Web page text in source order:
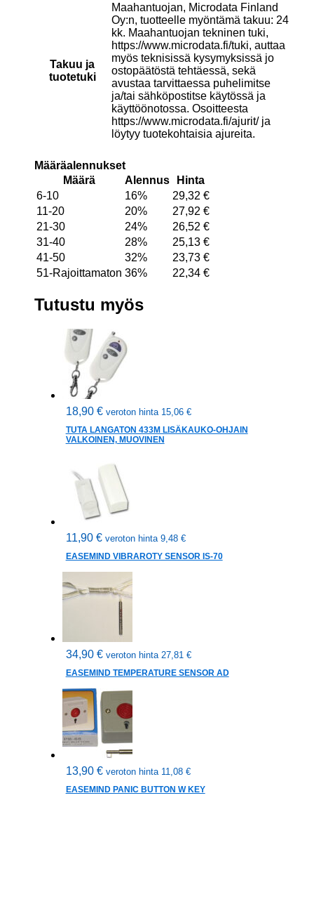
Takuu ja
tuotetuki
Maahantuojan, Microdata Finland
Oy:n, tuotteelle myöntämä takuu: 24
kk. Maahantuojan tekninen tuki,
https://www.microdata.fi/tuki, auttaa
myös teknisissä kysymyksissä jo
ostopäätöstä tehtäessä, sekä
avustaa tarvittaessa puhelimitse
ja/tai sähköpostitse käytössä ja
käyttöönotossa. Osoitteesta
https://www.microdata.fi/ajurit/ ja
löytyy tuotekohtaisia ajureita.
Määräalennukset
Määrä
Alennus
Hinta
6-10
16% 29,32 €
11-20
20% 27,92 €
21-30
24% 26,52 €
31-40
28% 25,13 €
41-50
32% 23,73 €
51-Rajoittamaton 36% 22,34 €
Tutustu myös
18,90 € veroton hinta 15,06 €
TUTA LANGATON 433M LISÄKAUKO-OHJAIN
VALKOINEN, MUOVINEN
11,90 € veroton hinta 9,48 €
EASEMIND VIBRAROTY SENSOR IS-70
34,90 € veroton hinta 27,81 €
EASEMIND TEMPERATURE SENSOR AD
13,90 € veroton hinta 11,08 €
EASEMIND PANIC BUTTON W KEY